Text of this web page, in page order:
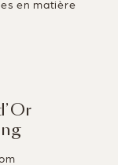
en matière